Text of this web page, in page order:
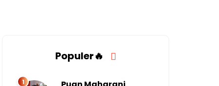
Populer🔥